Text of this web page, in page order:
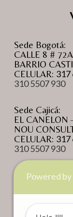
Sede Bogotá:
CALLE 8 #
BARRIO
CELULAR: 317
310 5507 930
Sede Cajicá:
EL CANELON
NOU
CELULAR: 317
310 5507 930
Powered by